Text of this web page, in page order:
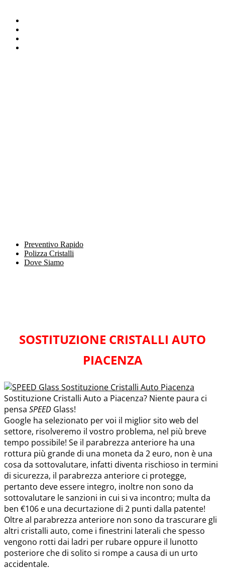
Preventivo Rapido
Polizza Cristalli
Dove Siamo
SOSTITUZIONE CRISTALLI AUTO
PIACENZA
Sostituzione Cristalli Auto a Piacenza? Niente paura ci
pensa SPEED Glass!
Google ha selezionato per voi il miglior sito web del
settore, risolveremo il vostro problema, nel più breve
tempo possibile! Se il parabrezza anteriore ha una
rottura più grande di una moneta da 2 euro, non è una
cosa da sottovalutare, infatti diventa rischioso in termini
di sicurezza, il parabrezza anteriore ci protegge,
pertanto deve essere integro, inoltre non sono da
sottovalutare le sanzioni in cui si va incontro; multa da
ben €106 e una decurtazione di 2 punti dalla patente!
Oltre al parabrezza anteriore non sono da trascurare gli
altri cristalli auto, come i finestrini laterali che spesso
vengono rotti dai ladri per rubare oppure il lunotto
posteriore che di solito si rompe a causa di un urto
accidentale.